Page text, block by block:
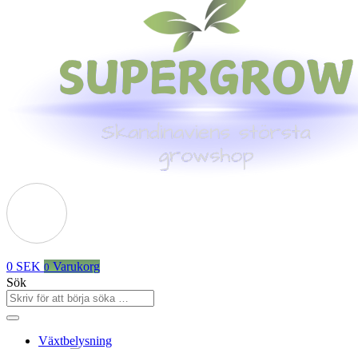
0 SEK 0 Varukorg
Sök
Växtbelysning